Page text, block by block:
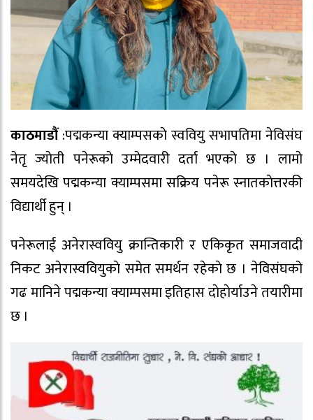
काठमाडौं:पद्मकन्या क्याम्पसकाे स्ववियु सभापतिमा नेविसंघ
नेतृ ज्याेती पनेरूकाे उम्मेदवारी दर्ता भएकाे छ । लामाे
समयदेखि पद्मकन्या क्याम्पसमा सक्रिय पनेरू स्नातकाेत्तरकी
विद्यार्थी हुन् ।
पनेरूलाई अनेरास्ववियु क्रान्तिकारी र एकिकृत समाजवादी
निकट अनेरास्ववियुकाे समेत समर्थन रहेकाे छ । नेविसंघको
गढ मानिने पद्मकन्या क्याम्पसमा इतिहास दाेहाेर्याउने तयारीमा
छ ।